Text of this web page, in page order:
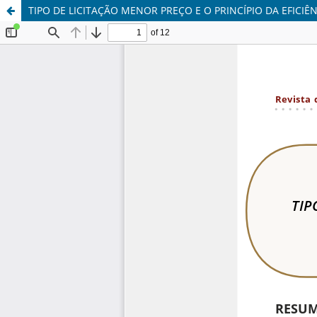
TIPO DE LICITAÇÃO MENOR PREÇO E O PRINCÍPIO DA